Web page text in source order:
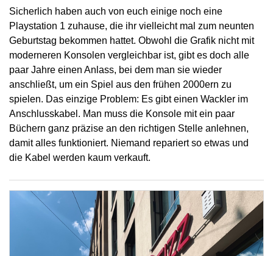
Sicherlich haben auch von euch einige noch eine
Playstation 1 zuhause, die ihr vielleicht mal zum neunten
Geburtstag bekommen hattet. Obwohl die Grafik nicht mit
moderneren Konsolen vergleichbar ist, gibt es doch alle
paar Jahre einen Anlass, bei dem man sie wieder
anschließt, um ein Spiel aus den frühen 2000ern zu
spielen. Das einzige Problem: Es gibt einen Wackler im
Anschlusskabel. Man muss die Konsole mit ein paar
Büchern ganz präzise an den richtigen Stelle anlehnen,
damit alles funktioniert. Niemand repariert so etwas und
die Kabel werden kaum verkauft.